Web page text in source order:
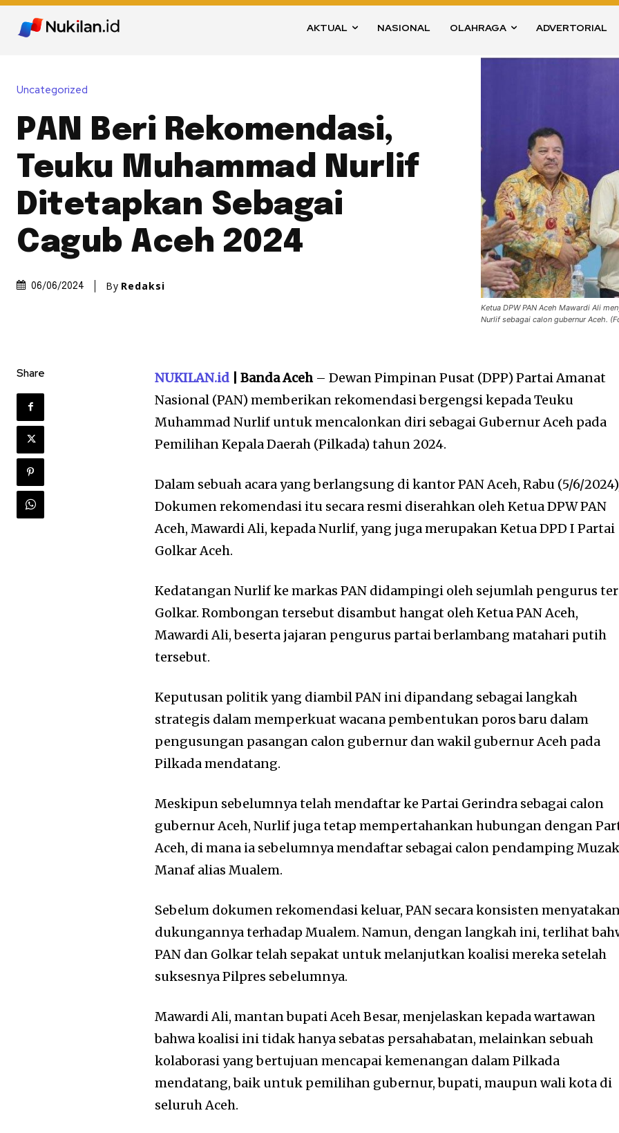
AKTUAL NASIONAL OLAHRAGA ADVERTORIAL
Uncategorized
PAN Beri Rekomendasi,
Teuku Muhammad Nurlif
Ditetapkan Sebagai
Cagub Aceh 2024
06/06/2024 By Redaksi
Ketua DPW PAN Aceh Mawardi Ali
Nurlif sebagai calon gubernur Aceh.
Share NUKILAN.id | Banda Aceh – Dewan Pimpinan Pusat (DPP) Partai Amanat
Nasional (PAN) memberikan rekomendasi bergengsi kepada Teuku
Muhammad Nurlif untuk mencalonkan diri sebagai Gubernur Aceh pada
Pemilihan Kepala Daerah (Pilkada) tahun 2024.
Dalam sebuah acara yang berlangsung di kantor PAN Aceh, Rabu (5/6/
Dokumen rekomendasi itu secara resmi diserahkan oleh Ketua DPW PAN
Aceh, Mawardi Ali, kepada Nurlif, yang juga merupakan Ketua DPD I Partai
Golkar Aceh.
Kedatangan Nurlif ke markas PAN didampingi oleh sejumlah pengurus
Golkar. Rombongan tersebut disambut hangat oleh Ketua PAN Aceh,
Mawardi Ali, beserta jajaran pengurus partai berlambang matahari putih
tersebut.
Keputusan politik yang diambil PAN ini dipandang sebagai langkah
strategis dalam memperkuat wacana pembentukan poros baru dalam
pengusungan pasangan calon gubernur dan wakil gubernur Aceh pada
Pilkada mendatang.
Meskipun sebelumnya telah mendaftar ke Partai Gerindra sebagai calon
gubernur Aceh, Nurlif juga tetap mempertahankan hubungan dengan
Aceh, di mana ia sebelumnya mendaftar sebagai calon pendamping
Manaf alias Mualem.
Sebelum dokumen rekomendasi keluar, PAN secara konsisten menyatakan
dukungannya terhadap Mualem. Namun, dengan langkah ini, terlihat
PAN dan Golkar telah sepakat untuk melanjutkan koalisi mereka setelah
suksesnya Pilpres sebelumnya.
Mawardi Ali, mantan bupati Aceh Besar, menjelaskan kepada wartawan
bahwa koalisi ini tidak hanya sebatas persahabatan, melainkan sebuah
kolaborasi yang bertujuan mencapai kemenangan dalam Pilkada
mendatang, baik untuk pemilihan gubernur, bupati, maupun wali kota di
seluruh Aceh.